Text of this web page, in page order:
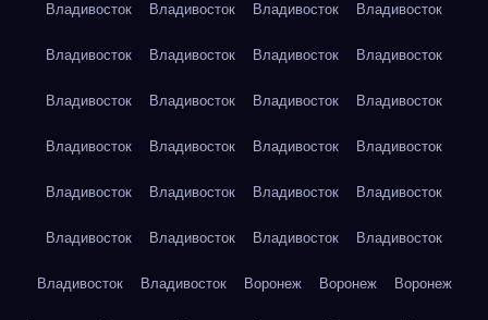
Владивосток Владивосток Владивосток Владивосток
Владивосток Владивосток Владивосток Владивосток
Владивосток Владивосток Владивосток Владивосток
Владивосток Владивосток Владивосток Владивосток
Владивосток Владивосток Владивосток Владивосток
Владивосток Владивосток Владивосток Владивосток
Владивосток Владивосток Воронеж Воронеж Воронеж